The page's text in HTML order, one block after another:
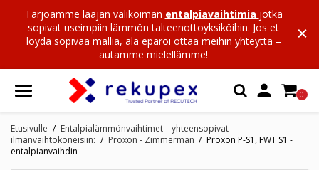
Tarjoamme laajan valikoiman entalpiavaihtimia jotka
sopivat useimpiin lämmön talteenottoyksiköihin. Jos et
löydä sopivaa mallia, älä epäröi ottaa meihin yhteyttä –
autamme mielellämme!
 0
Etusivulle
Entalpialämmönvaihtimet – yhteensopivat
ilmanvaihtokoneisiin:
Proxon - Zimmerman
Proxon P-S1, FWT S1 -
entalpianvaihdin